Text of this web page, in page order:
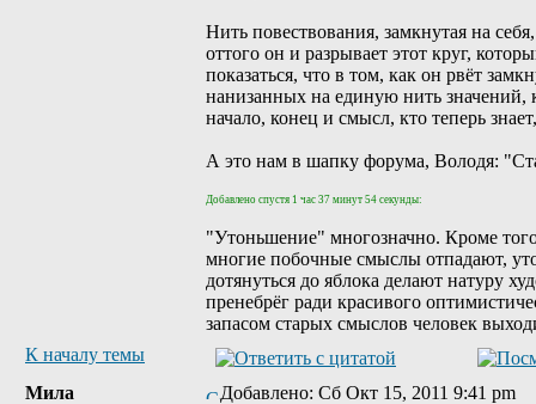
Нить повествования, замкнутая на
оттого он и разрывает этот круг,
показаться, что в том, как он рвёт
нанизанных на единую нить значений,
начало, конец и смысл, кто теперь
А это нам в шапку форума, Володя:
Добавлено спустя 1 час 37 минут 54 секунды:
"Утоньшение" многозначно. Кроме
многие побочные смыслы отпадают,
дотянуться до яблока делают натуру
пренебрёг ради красивого
запасом старых смыслов человек
К началу темы
Мила
Добавлено: Сб Окт 15, 2011 9:41 pm